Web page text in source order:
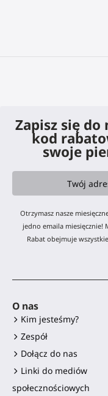
Zapisz się
kod
swoje
Otrzymasz nasze
jedno emaila miesięcznie!
Rabat obejmuje
O nas
Kim jesteśmy?
Zespół
Dołącz do nas
Linki do mediów
społecznościowych